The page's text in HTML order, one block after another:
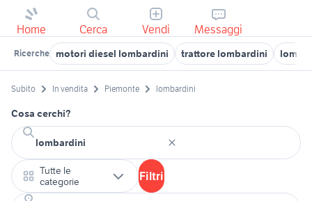
Home Cerca Vendi Messaggi
Ricerche motori diesel lombardini trattore lombardini
Subito In vendita Piemonte lombardini
Cosa cerchi?
Tutte le
categorie
Filtri